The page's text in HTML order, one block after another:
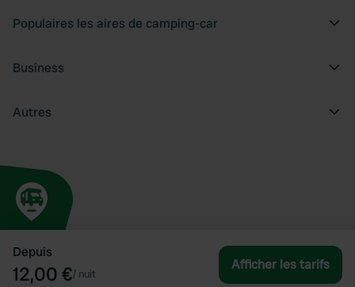
Depuis
12,00 €/ nuit
Afficher les tarifs
Populaires les aires de camping-car
Business
Autres